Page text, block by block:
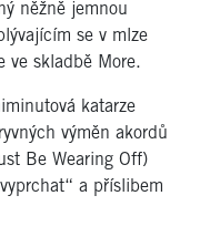
něžně jemnou
se v mlze
ve skladbě More.
katarze
výměn akordů
Be Wearing Off)
a příslibem